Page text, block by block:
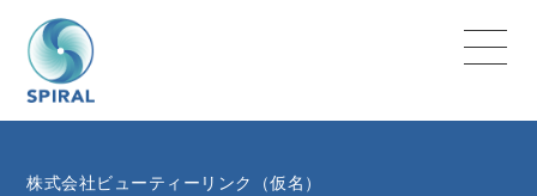
株式会社ビューティーリンク（仮名）